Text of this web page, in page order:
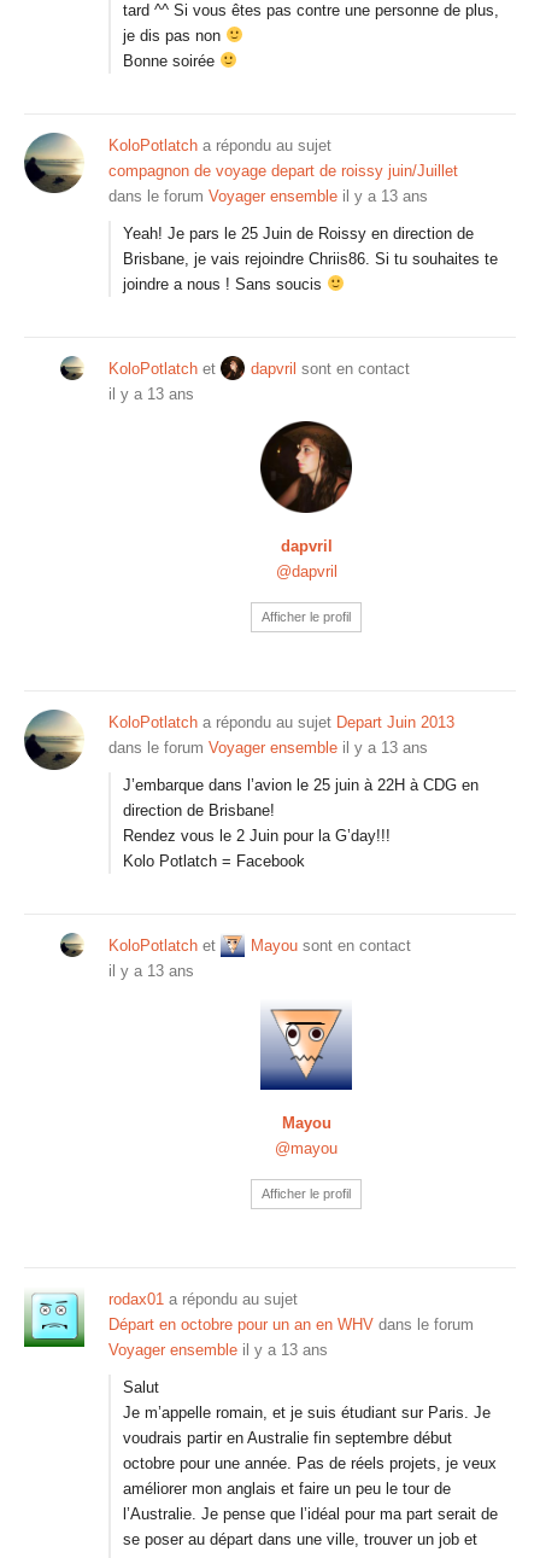
tard ^^ Si vous êtes pas contre une personne de plus,
je dis pas non
Bonne soirée
KoloPotlatch a répondu au sujet
compagnon de voyage depart de roissy juin/Juillet
dans le forum Voyager ensemble il y a 13 ans
Yeah! Je pars le 25 Juin de Roissy en direction de
Brisbane, je vais rejoindre Chriis86. Si tu souhaites te
joindre a nous ! Sans soucis
KoloPotlatch et dapvril sont en contact
il y a 13 ans
dapvril
@dapvril
Afficher le profil
KoloPotlatch a répondu au sujet Depart Juin 2013
dans le forum Voyager ensemble il y a 13 ans
J’embarque dans l’avion le 25 juin à 22H à CDG en
direction de Brisbane!
Rendez vous le 2 Juin pour la G’day!!!
Kolo Potlatch = Facebook
KoloPotlatch et Mayou sont en contact
il y a 13 ans
Mayou
@mayou
Afficher le profil
rodax01 a répondu au sujet
Départ en octobre pour un an en WHV dans le forum
Voyager ensemble il y a 13 ans
Salut
Je m’appelle romain, et je suis étudiant sur Paris. Je
voudrais partir en Australie fin septembre début
octobre pour une année. Pas de réels projets, je veux
améliorer mon anglais et faire un peu le tour de
l’Australie. Je pense que l’idéal pour ma part serait de
se poser au départ dans une ville, trouver un job et